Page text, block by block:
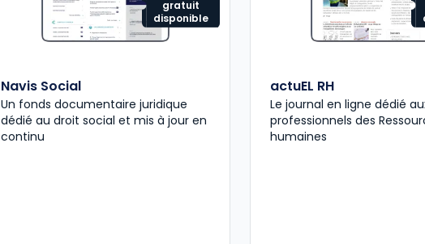
gratuit
disponible
Navis Social
Un fonds documentaire juridique
dédié au droit social et mis à jour en
continu
actuEL RH
Le journal en ligne dédié
professionnels des
humaines